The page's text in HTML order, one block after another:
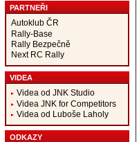
PARTNEŘI
Autoklub ČR
Rally-Base
Rally Bezpečně
Next RC Rally
VIDEA
Videa od JNK Studio
Videa JNK for Competitors
Videa od Luboše Laholy
ODKAZY